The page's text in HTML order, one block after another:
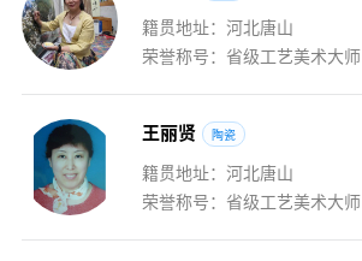
籍贯地址：河北唐山
荣誉称号：省级工艺美术大师
王丽贤 陶瓷
籍贯地址：河北唐山
荣誉称号：省级工艺美术大师